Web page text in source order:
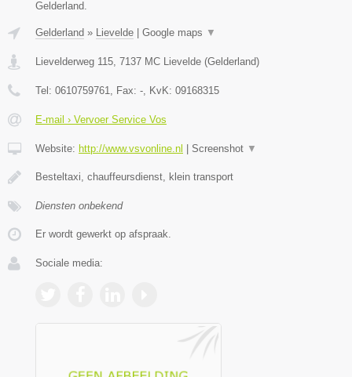
Gelderland.
Gelderland » Lievelde Google maps ▼
Lievelderweg 115, 7137 MC Lievelde (Gelderland)
Tel: 0610759761, Fax: -, KvK: 09168315
E-mail › Vervoer Service Vos
Website: http://www.vsvonline.nl Screenshot ▼
Besteltaxi, chauffeursdienst, klein transport
Diensten onbekend
Er wordt gewerkt op afspraak.
Sociale media: